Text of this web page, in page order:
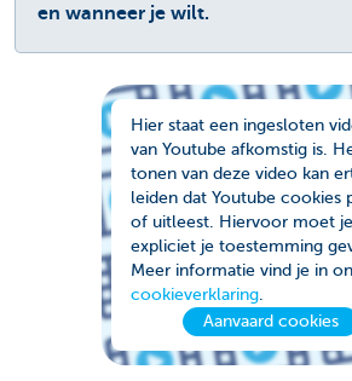
en wanneer je wilt.
Hier staat een ingesloten
van Youtube afkomstig is.
tonen van deze video kan
leiden dat Youtube cookies
of uitleest. Hiervoor moet
expliciet je toestemming
Meer informatie vind je in
cookieverklaring
Aanvaard cookies